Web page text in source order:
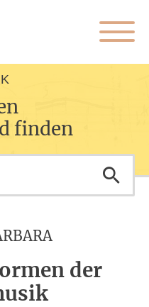
finden
der